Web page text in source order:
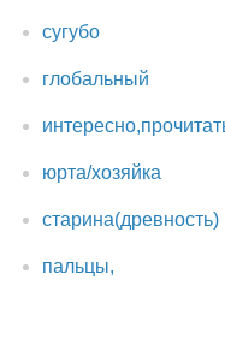
сугубо
глобальный
юрта/хозяйка
старина(древность)
пальцы,